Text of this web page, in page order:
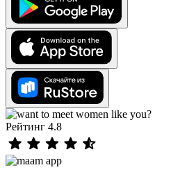
Рейтинг 4.8